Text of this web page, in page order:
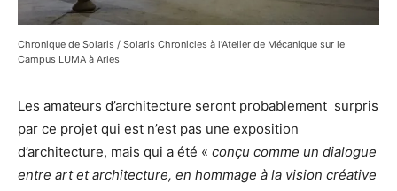
Chronique de Solaris / Solaris Chronicles à l’Atelier de Mécanique sur le
Campus LUMA à Arles
Les amateurs d’architecture seront probablement surpris
par ce projet qui est n’est pas une exposition
d’architecture, mais qui a été « conçu comme un dialogue
entre art et architecture, en hommage à la vision créative